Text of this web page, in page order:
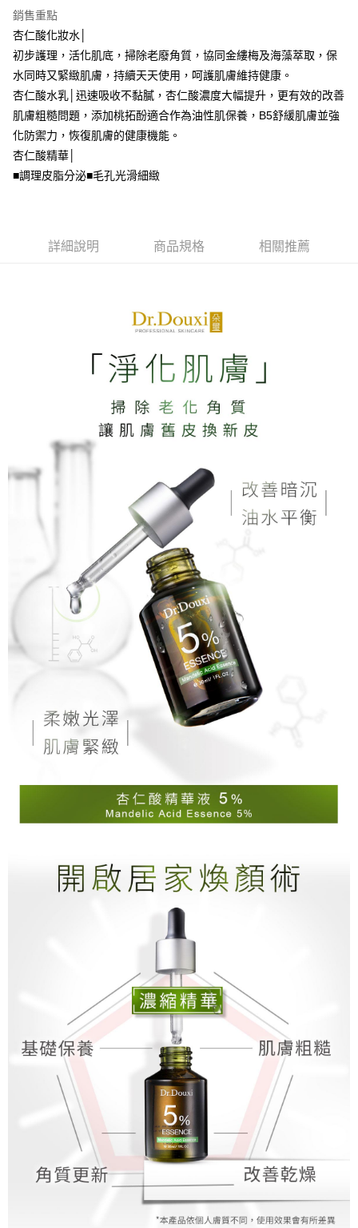
2.基於同意付款使用「大哥付你分期」之契約關係目的，商店將以您的個人
資料（包含姓名、電話或地址）提供予台灣大哥大進項蒐集、處理及利用，
3.完整用戶服務條款，請詳閱以下連結：https://oppay.tw/userRule
後付繳納相關費用。
※ 交易是否成功請以「AFTEE先享後付 」之結帳頁面顯示為準，若有關於
是否繳費成功／繳費後需取消欲退款等相關疑問，請聯繫「AFTEE先享後付
客戶支援中心」https://netprotections.freshdesk.com/support/home
【注意事項】
１．透過由恩沛科技股份有限公司提供之「AFTEE先享後付」服務完成之交
易，需依本服務之必要範圍內提供個人資料，並將交易相關給付款項請求債
２．關於個人資料處理事宜，請瀏覽以下網址：
https://aftee.tw/terms/#terms3
３．未成年的使用者請事先徵得法定代理人或監護人之同意方可使用
「AFTEE先享後付」，若未經同意申辦者引起之損失，本公司不負相關責
請求用戶進行身份認證。
５．嚴禁一人註冊多個帳號或使用他人資訊註冊。若發現惡意使用之情形，
每筆NT$70，滿NT$1,000(含以上)免運費
付款後萊爾富取貨
每筆NT$70，滿NT$1,000(含以上)免運費
7-11付款取貨
每筆NT$70，滿NT$1,000(含以上)免運費
付款後7-11取貨
每筆NT$70，滿NT$1,000(含以上)免運費
每筆NT$100，滿NT$1,200(含以上)免運費
銷售重點
杏仁酸化妝水│
初步護理，活化肌底，掃除老廢角質，協同金縷梅及海藻萃取，保
水同時又緊緻肌膚，持續天天使用，呵護肌膚維持健康。
杏仁酸水乳│迅速吸收不黏膩，杏仁酸濃度大幅提升，更有效的改善
肌膚粗糙問題，添加桃拓酚適合作為油性肌保養，B5舒緩肌膚並強
化防禦力，恢復肌膚的健康機能。
杏仁酸精華│
■調理皮脂分泌■毛孔光滑細緻
詳細說明 商品規格 相關推薦